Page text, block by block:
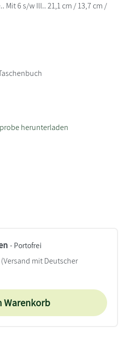
Mit 6 s/w Ill.. 21,1 cm / 13,7 cm /
herunterladen
- Portofrei
mit Deutscher
Warenkorb